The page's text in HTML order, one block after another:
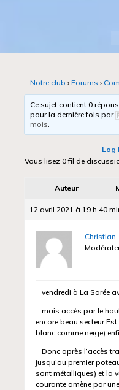
Notre club › Forums ›
Ce sujet contient 0
pour la dernière fois par
mois.
Log
Vous lisez 0 fil de
Auteur
12 avril 2021 à 19 h 40
Christian
vendredi à La Sarée
mais accès par le
encore beau secteur
blanc comme neige)
Donc après l’accès
jusqu’au premier
sont métalliques) et la
courante amène par